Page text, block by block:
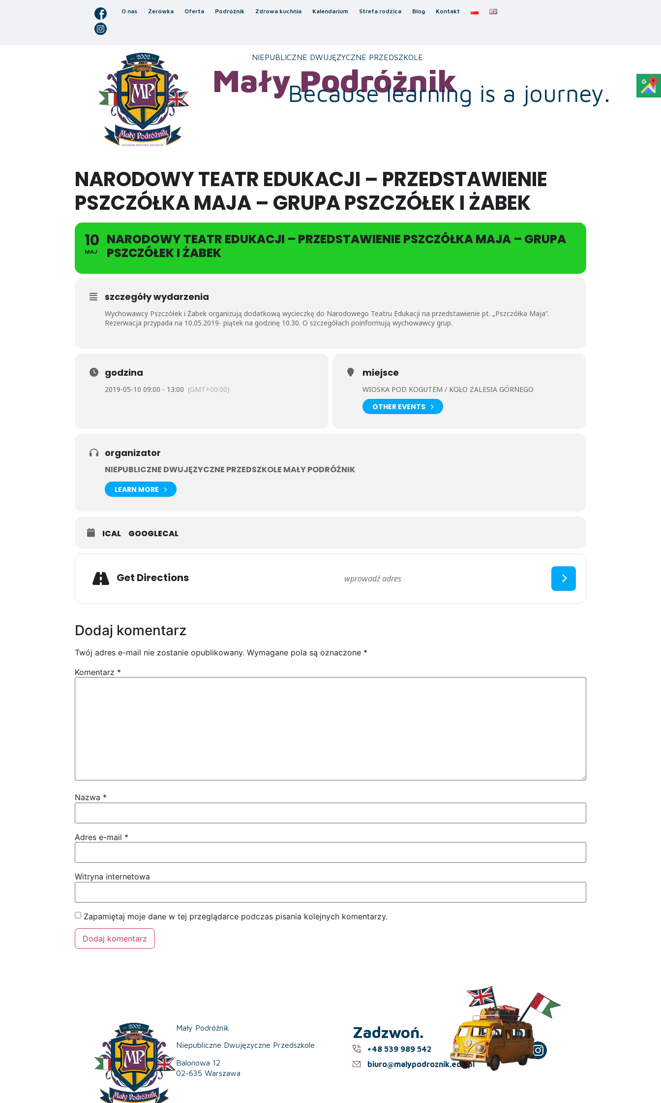
O nas Zerówka Oferta Podróżnik Zdrowa kuchnia Kalendarium Strefa rodzica Blog Kontakt
NIEPUBLICZNE DWUJĘZYCZNE PRZEDSZKOLE
Mały Podróżnik
Because learning is a journey.
NARODOWY TEATR EDUKACJI – PRZEDSTAWIENIE
PSZCZÓŁKA MAJA – GRUPA PSZCZÓŁEK I ŻABEK
10
MAJ
NARODOWY TEATR EDUKACJI – PRZEDSTAWIENIE PSZCZÓŁKA MAJA – GRUPA
PSZCZÓŁEK I ŻABEK
szczegóły wydarzenia
Wychowawcy Pszczółek i Żabek organizują dodatkową wycieczkę do Narodowego Teatru Edukacji na przedstawienie pt. „Pszczółka Maja”.
Rezerwacja przypada na 10.05.2019- piątek na godzinę 10.30. O szczegółach poinformują wychowawcy grup.
godzina
2019-05-10 09:00 - 13:00 (GMT+00:00)
miejsce
WIOSKA POD KOGUTEM / KOŁO ZALESIA GÓRNEGO
OTHER EVENTS
organizator
NIEPUBLICZNE DWUJĘZYCZNE PRZEDSZKOLE MAŁY PODRÓŻNIK
LEARN MORE
ICAL GOOGLECAL
Get Directions
Dodaj komentarz
Twój adres e-mail nie zostanie opublikowany. Wymagane pola są oznaczone *
Komentarz *
Nazwa *
Adres e-mail *
Witryna internetowa
Zapamiętaj moje dane w tej przeglądarce podczas pisania kolejnych komentarzy.
Mały Podróżnik
Niepubliczne Dwujęzyczne Przedszkole
Balonowa 12
02-635 Warszawa
Zadzwoń.
+48 539 989 542
biuro@malypodroznik.edu.pl
Polub!